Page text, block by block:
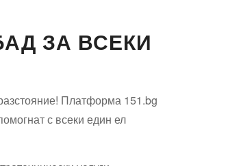
ЗА ВСЕКИ
Платформа 151.bg
с всеки един ел